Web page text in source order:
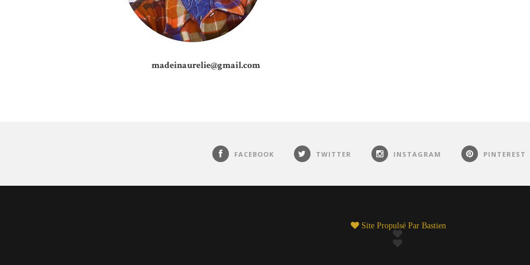
madeinaurelie@gmail.com
FACEBOOK TWITTER INSTAGRAM PINTEREST
Site Propulsé Par Bastien